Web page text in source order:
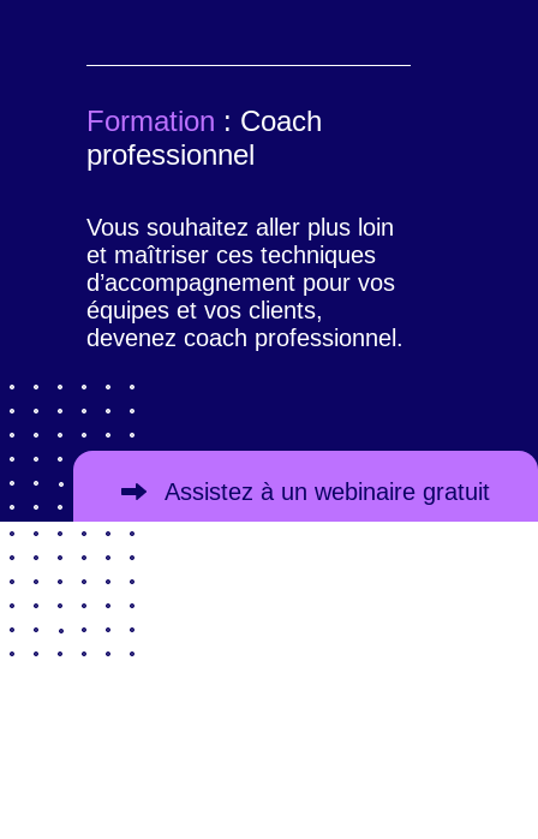
Formation : Coach
professionnel
Vous souhaitez aller plus loin
et maîtriser ces techniques
d’accompagnement pour vos
équipes et vos clients,
devenez coach professionnel.
Assistez à un webinaire gratuit